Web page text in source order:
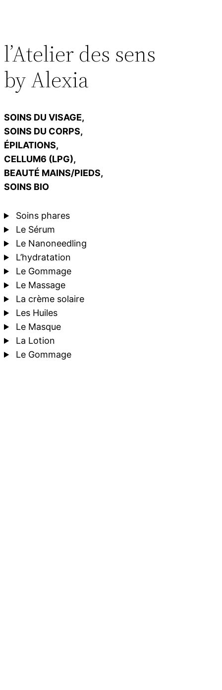
l’Atelier des sens
by Alexia
SOINS DU VISAGE,
SOINS DU CORPS,
ÉPILATIONS,
CELLUM6 (LPG),
BEAUTÉ MAINS/PIEDS,
SOINS BIO
Soins phares
Le Sérum
Le Nanoneedling
L’hydratation
Le Gommage
Le Massage
La crème solaire
Les Huiles
Le Masque
La Lotion
Le Gommage